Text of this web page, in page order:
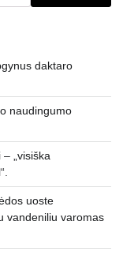
daktaro
naudingumo
„visiška
uoste
vandeniliu varomas